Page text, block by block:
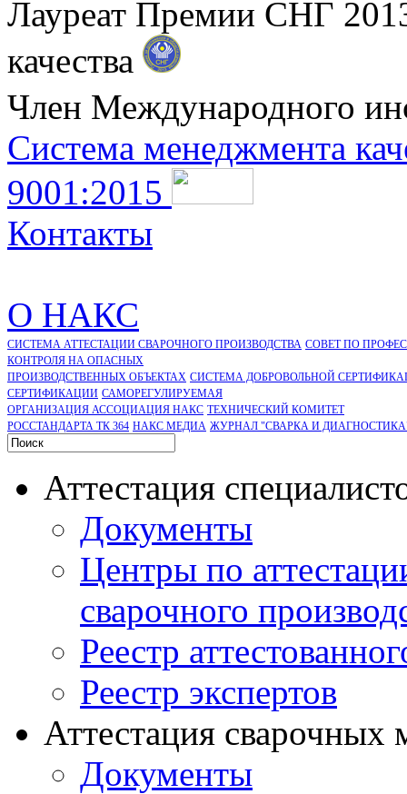
Лауреат Премии СНГ
качества
Член Международного
Система менеджмента
9001:2015
Контакты
О НАКС
СИСТЕМА АТТЕСТАЦИИ СВАРОЧНОГО ПРОИЗВОДСТВА СОВЕТ ПО
КОНТРОЛЯ НА ОПАСНЫХ
ПРОИЗВОДСТВЕННЫХ ОБЪЕКТАХ СИСТЕМА ДОБРОВОЛЬНОЙ
CЕРТИФИКАЦИИ САМОРЕГУЛИРУЕМАЯ
ОРГАНИЗАЦИЯ АССОЦИАЦИЯ НАКС ТЕХНИЧЕСКИЙ КОМИТЕТ
РОССТАНДАРТА ТК 364 НАКС МЕДИА ЖУРНАЛ "СВАРКА И
Аттестация
Документы
Центры по
сварочного
Реестр
Реестр экспертов
Аттестация сварочных
Документы